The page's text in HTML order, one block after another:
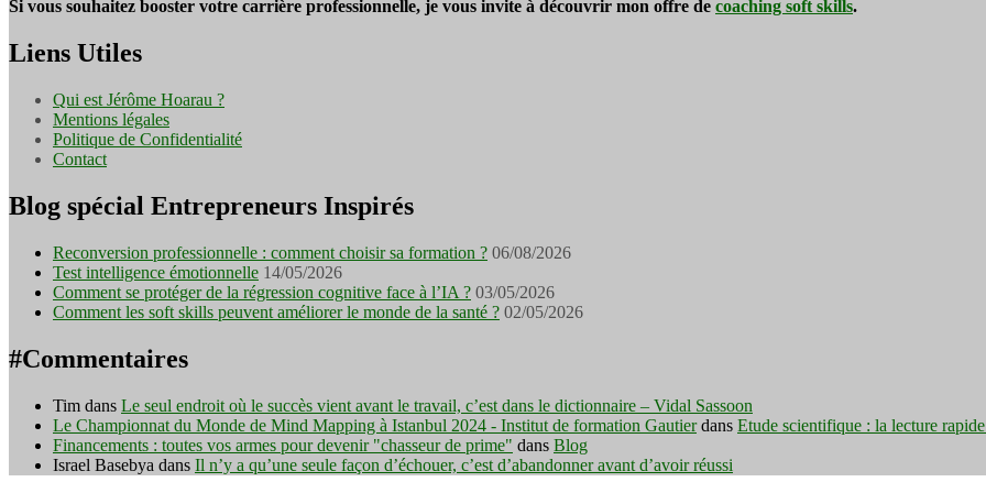
Si vous souhaitez booster votre carrière professionnelle, je vous invite à découvrir mon offre de coaching soft skills.
Liens Utiles
Qui est Jérôme Hoarau ?
Mentions légales
Politique de Confidentialité
Contact
Blog spécial Entrepreneurs Inspirés
Reconversion professionnelle : comment choisir sa formation ? 06/08/2026
Test intelligence émotionnelle 14/05/2026
Comment se protéger de la régression cognitive face à l’IA ? 03/05/2026
Comment les soft skills peuvent améliorer le monde de la santé ? 02/05/2026
#Commentaires
Tim dans Le seul endroit où le succès vient avant le travail, c’est dans le dictionnaire – Vidal Sassoon
Le Championnat du Monde de Mind Mapping à Istanbul 2024 - Institut de formation Gautierdans Etude scientifique : la lecture
Financements : toutes vos armes pour devenir "chasseur de prime" dans Blog
Israel Basebya dans Il n’y a qu’une seule façon d’échouer, c’est d’abandonner avant d’avoir réussi